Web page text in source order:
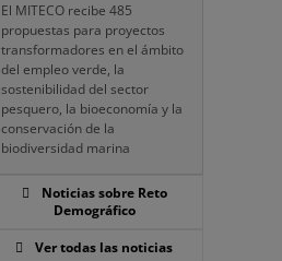
El MITECO recibe 485
propuestas para proyectos
transformadores en el ámbito
del empleo verde, la
sostenibilidad del sector
pesquero, la bioeconomía y la
conservación de la
biodiversidad marina
Noticias sobre Reto
Demográfico
Ver todas las noticias